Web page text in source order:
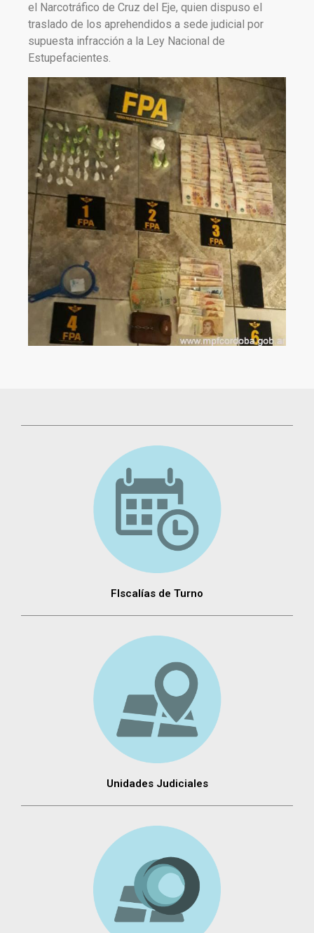
el Narcotráfico de Cruz del Eje, quien dispuso el
traslado de los aprehendidos a sede judicial por
supuesta infracción a la Ley Nacional de
Estupefacientes.
FIscalías de Turno
Unidades Judiciales